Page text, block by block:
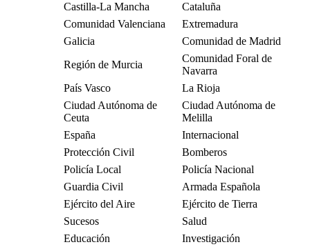
Castilla-La Mancha
Cataluña
Comunidad Valenciana
Extremadura
Galicia
Comunidad de Madrid
Región de Murcia
Comunidad Foral de
Navarra
País Vasco
La Rioja
Ciudad Autónoma de
Ceuta
Ciudad Autónoma de
Melilla
España
Internacional
Protección Civil
Bomberos
Policía Local
Policía Nacional
Guardia Civil
Armada Española
Ejército del Aire
Ejército de Tierra
Sucesos
Salud
Educación
Investigación